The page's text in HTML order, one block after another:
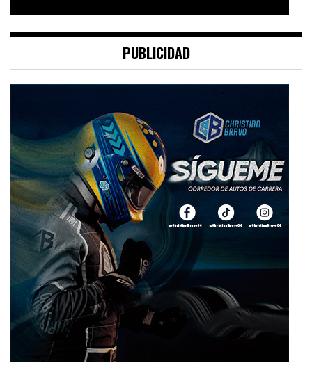
PUBLICIDAD